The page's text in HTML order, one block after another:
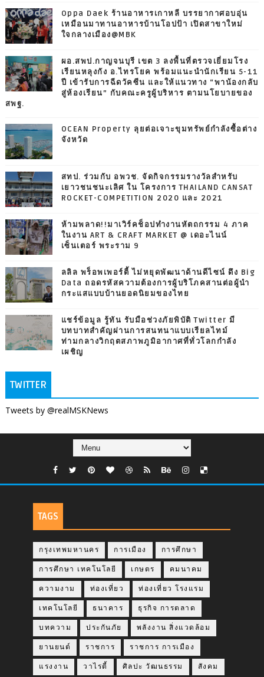
Oppa Daek ร้านอาหารเกาหลี บรรยากาศอบอุ่น
เหมือนมาทานอาหารบ้านโอปป้า เปิดสาขาใหม่
ใจกลางเมือง@MBK
ผอ.สพป.กาญจนบุรี เขต 3 ลงพื้นที่ตรวจเยี่ยมโรง
เรียนหลุงกัง อ.ไทรโยค พร้อมแนะนำนักเรียน 5-11
ปี เข้ารับการฉีดวัคซีน และให้แนวทาง “พาน้องกลับ
สู่ห้องเรียน” กับคณะครูผู้บริหาร ตามนโยบายของ
สพฐ.
OCEAN Property ลุยต่อเจาะขุมทรัพย์กำลังซื้อต่าง
จังหวัด
สทป. ร่วมกับ อพวช. จัดกิจกรรมรางวัลสำหรับ
เยาวชนชนะเลิศ ใน โครงการ THAILAND CANSAT
ROCKET-COMPETITION 2020 และ 2021
ห้ามพลาด!!มาเวิร์คช็อปทำงานหัตถกรรม 4 ภาค
ในงาน ART & CRAFT MARKET @ เดอะไนน์
เซ็นเตอร์ พระราม 9
ลลิล พร็อพเพอร์ตี้ ไม่หยุดพัฒนาด้านดีไซน์ ดึง Big
Data ถอดรหัสความต้องการผู้บริโภคสานต่อผู้นำ
กระแสแบบบ้านยอดนิยมของไทย
แชร์ข้อมูล รู้ทัน รับมือช่วงภัยพิบัติ Twitter มี
บทบาทสำคัญผ่านการสนทนาแบบเรียลไทม์
ท่ามกลางวิกฤตสภาพภูมิอากาศที่ทั่วโลกกำลัง
เผชิญ
TWITTER
Tweets by @realMSKNews
TAGS
กรุงเทพมหานคร การเมือง การศึกษา
การศึกษา เทคโนโลยี เกษตร คมนาคม
ความงาม ท่องเที่ยว ท่องเที่ยว โรงแรม
เทคโนโลยี ธนาคาร ธุรกิจ การตลาด
บทความ ประกันภัย พลังงาน สิ่งแวดล้อม
ยานยนต์ ราชการ ราชการ การเมือง
แรงงาน วาไรตี้ ศิลปะ วัฒนธรรม สังคม